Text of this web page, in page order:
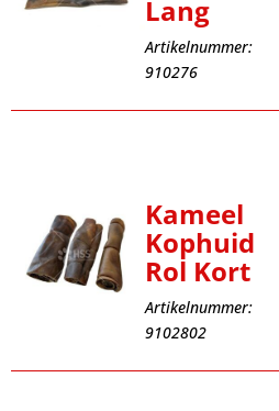
Lang
Artikelnummer:
910276
Kameel
Kophuid
Rol Kort
Artikelnummer:
9102802